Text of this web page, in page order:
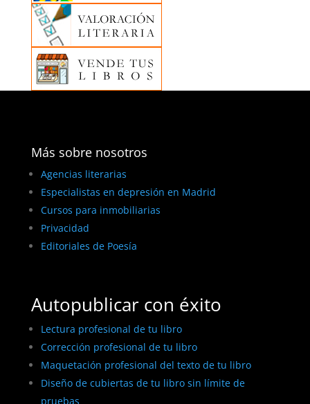
Más sobre nosotros
Agencias literarias
Especialistas en depresión en Madrid
Cursos para inmobiliarias
Privacidad
Editoriales de Poesía
Autopublicar con éxito
Lectura profesional de tu libro
Corrección profesional de tu libro
Maquetación profesional del texto de tu libro
Diseño de cubiertas de tu libro sin límite de
pruebas